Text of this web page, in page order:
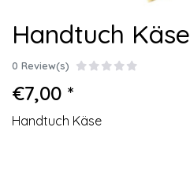
Handtuch Käse
0 Review(s)
€7,00 *
Handtuch Käse